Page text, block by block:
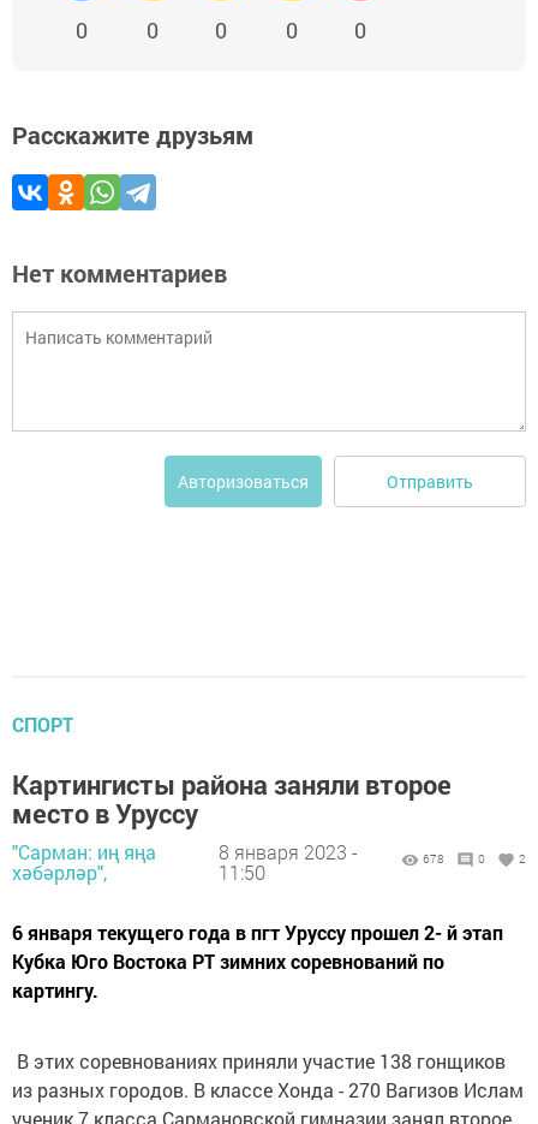
0 0 0 0 0
Расскажите друзьям
Нет комментариев
Авторизоваться Отправить
СПОРТ
Картингисты района заняли второе
место в Уруссу
"Сарман: иң яңа
хәбәрләр",
8 января 2023 -
11:50
678 0 2
6 января текущего года в пгт Уруссу прошел 2- й этап
Кубка Юго Востока РТ зимних соревнований по
картингу.
В этих соревнованиях приняли участие 138 гонщиков
из разных городов. В классе Хонда - 270 Вагизов Ислам